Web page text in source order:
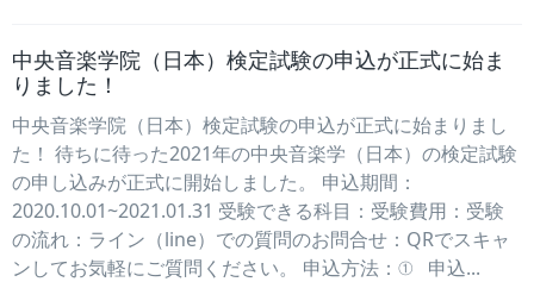
中央音楽学院（日本）検定試験の申込が正式に始ま
りました！
中央音楽学院（日本）検定試験の申込が正式に始まりまし
た！ 待ちに待った2021年の中央音楽学（日本）の検定試験
の申し込みが正式に開始しました。 申込期間：
2020.10.01~2021.01.31 受験できる科目：受験費用：受験
の流れ：ライン（line）での質問のお問合せ：QRでスキャ
ンしてお気軽にご質問ください。 申込方法：① 申込...